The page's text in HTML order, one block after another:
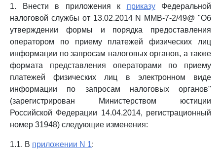
1. Внести в приложения к приказуФедеральной
налоговой службы от 13.02.2014 N ММВ-7-2/49@ "Об
утверждении формы и порядка предоставления
оператором по приему платежей физических лиц
информации по запросам налоговых органов, а также
формата представления операторами по приему
платежей физических лиц в электронном виде
информации по запросам налоговых органов"
(зарегистрирован Министерством юстиции
Российской Федерации 14.04.2014, регистрационный
номер 31948) следующие изменения:
1.1. В приложении N 1: